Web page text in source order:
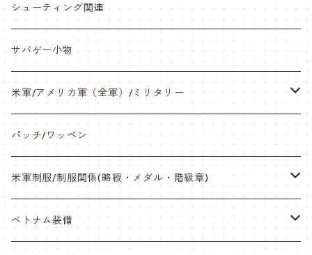
缶バッチ
帽子・Tシャツ・エプロン
ネックレス・アクセサリー・スマホケース
サンダル・Bag
サバゲー装備品・バッテリー
オリジナルパッチ
岡崎APS部
本体・BB弾・小物類
シューティング関連
サバゲー小物
米軍/アメリカ軍（全軍）/ミリタリー
海兵隊/USMC
陸軍/USARMY
空軍/USAF
パッチ/ワッペン
米軍制服/制服関係(略綬・メダル・階級章)
略綬・リボンバー・メダル等
ベトナム装備